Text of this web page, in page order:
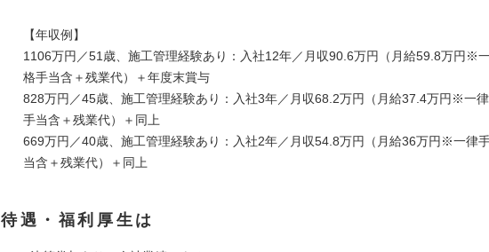
【年収例】
1106万円／51歳、施工管理経験あり：入社12年／月収90.6万円（月給59.8万円※
格手当含＋残業代）＋年度末賞与
828万円／45歳、施工管理経験あり：入社3年／月収68.2万円（月給37.4万円※一
手当含＋残業代）＋同上
669万円／40歳、施工管理経験あり：入社2年／月収54.8万円（月給36万円※一律
当含＋残業代）＋同上
待遇・福利厚生は